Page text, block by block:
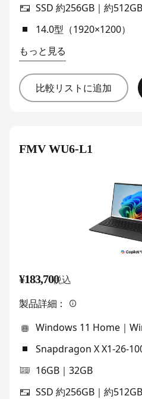
SSD 約256GB｜約
14.0型（1920×1200）
もっと見る
比較リストに追加
FMV WU6-L1
¥183,700税込
製品詳細：
Windows 11 Home｜
Snapdragon X X1-26-
16GB｜32GB
SSD 約256GB｜約